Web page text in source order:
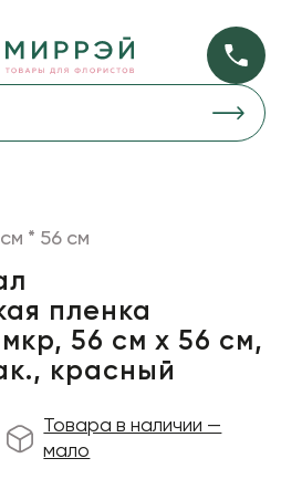
Упаковка для
* 56 см
пленка
56 см х 56 см,
красный
Товара в наличии —
мало